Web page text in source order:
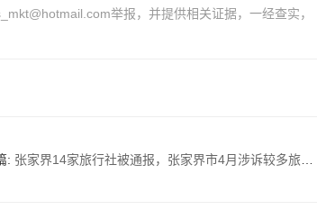
举报，并提供相关证据，一经查实，
: 张家界14家旅行社被通报，张家界市4月涉诉较多旅行社黑榜名单